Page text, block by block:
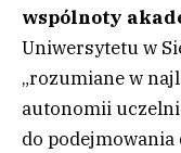
wspólnoty
Uniwersytetu w
„rozumiane w
autonomii
do podejmowania